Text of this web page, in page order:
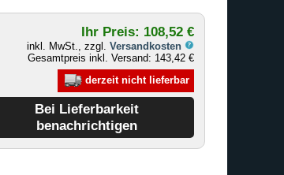
Ihr Preis: 108,52 €
inkl. MwSt., zzgl.Versandkosten
Gesamtpreis inkl. Versand: 143,42 €
derzeit nicht lieferbar